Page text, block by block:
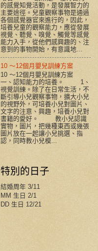
的感覺知覺活動，是發展智力的
主要途徑。兒童觀察事物是通過
各個感覺器官來進行的，因此，
培養兒童的觀察能力，應從發展
視覺、聽覺、嗅覺、觸覺等感覺
能力入手，從他們感興趣的、注
意到的事物開始，有意識地...
10 ～12個月嬰兒訓練方案
10 ～12個月嬰兒訓練方案
一、認知能力的培養。 1、
視覺訓練。除了在日常生活，不
斷引導小兒觀察事物，擴大小兒
的視野外，可培養小兒對圖片、
文字的注意、興趣，培養小兒對
書籍的愛好。 教小兒認識
實物，圖片，把幾種東西或幾張
圖片放在一起讓小兒挑選、指
認，同時教小兒模...
特別的日子
結婚周年 3/11
MM 生日 2/1
DD 生日 12/21